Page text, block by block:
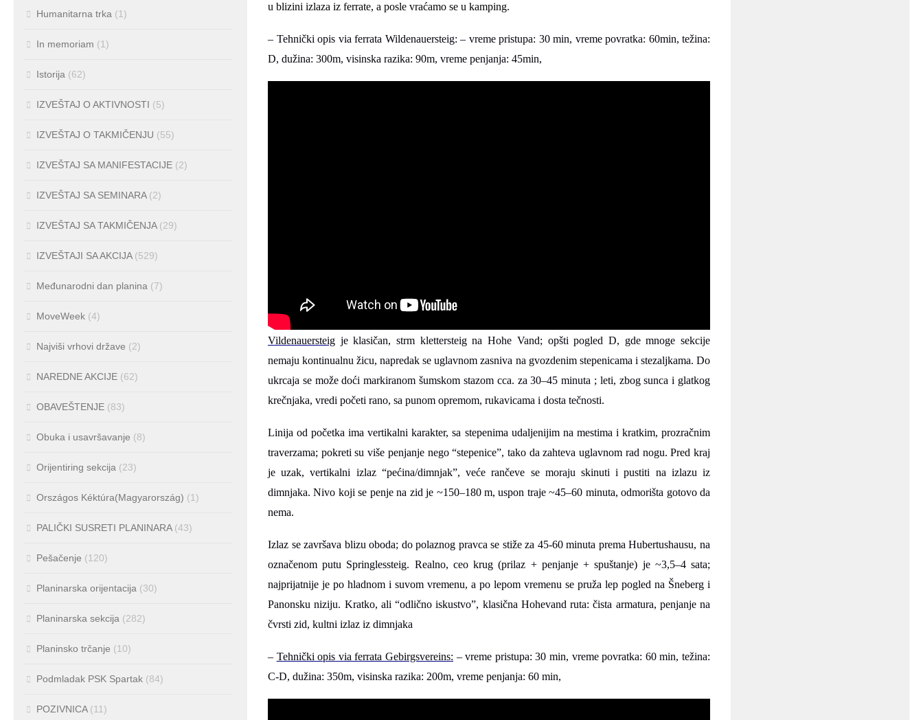
u blizini izlaza iz ferrate, a posle vraćamo se u kamping.
– Tehnički opis via ferrata Wildenauersteig: – vreme pristupa: 30 min, vreme povratka: 60min, težina:
D, dužina: 300m, visinska razika: 90m, vreme penjanja: 45min,
Vildenauersteig je klasičan, strm klettersteig na Hohe Vand; opšti pogled D, gde mnoge sekcije
nemaju kontinualnu žicu, napredak se uglavnom zasniva na gvozdenim stepenicama i stezaljkama. Do
ukrcaja se može doći markiranom šumskom stazom cca. za 30–45 minuta ; leti, zbog sunca i glatkog
krečnjaka, vredi početi rano, sa punom opremom, rukavicama i dosta tečnosti.
Linija od početka ima vertikalni karakter, sa stepenima udaljenijim na mestima i kratkim, prozračnim
traverzama; pokreti su više penjanje nego “stepenice”, tako da zahteva uglavnom rad nogu. Pred kraj
je uzak, vertikalni izlaz “pećina/dimnjak”, veće rančeve se moraju skinuti i pustiti na izlazu iz
dimnjaka. Nivo koji se penje na zid je ~150–180 m, uspon traje ~45–60 minuta, odmorišta gotovo da
nema.
Izlaz se završava blizu oboda; do polaznog pravca se stiže za 45-60 minuta prema Hubertushausu, na
označenom putu Springlessteig. Realno, ceo krug (prilaz + penjanje + spuštanje) je ~3,5–4 sata;
najprijatnije je po hladnom i suvom vremenu, a po lepom vremenu se pruža lep pogled na Šneberg i
Panonsku niziju. Kratko, ali “odlično iskustvo”, klasična Hohevand ruta: čista armatura, penjanje na
čvrsti zid, kultni izlaz iz dimnjaka
– Tehnički opis via ferrata Gebirgsvereins: – vreme pristupa: 30 min, vreme povratka: 60 min, težina:
C-D, dužina: 350m, visinska razika: 200m, vreme penjanja: 60 min,
Humanitarna trka (1)
In memoriam (1)
Istorija (62)
IZVEŠTAJ O AKTIVNOSTI (5)
IZVEŠTAJ O TAKMIČENJU (55)
IZVEŠTAJ SA MANIFESTACIJE (2)
IZVEŠTAJ SA SEMINARA(2)
IZVEŠTAJ SA TAKMIČENJA(29)
IZVEŠTAJI SA AKCIJA(529)
Međunarodni dan planina (7)
MoveWeek (4)
Najviši vrhovi države (2)
NAREDNE AKCIJE (62)
OBAVEŠTENJE (83)
Obuka i usavršavanje (8)
Orijentiring sekcija (23)
Országos Kéktúra(Magyarország) (1)
PALIČKI SUSRETI PLANINARA(43)
Pešačenje (120)
Planinarska orijentacija (30)
Planinarska sekcija (282)
Planinsko trčanje (10)
Podmladak PSK Spartak (84)
POZIVNICA(11)